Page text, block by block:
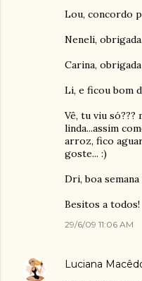
Lou, concordo
Neneli,
Carina,
Li, e ficou bom
Vê, tu viu só???
linda...assim
arroz, fico
goste... :)
Dri, boa semana
Besitos a todos!
29/6/09 11:06 AM
Luciana